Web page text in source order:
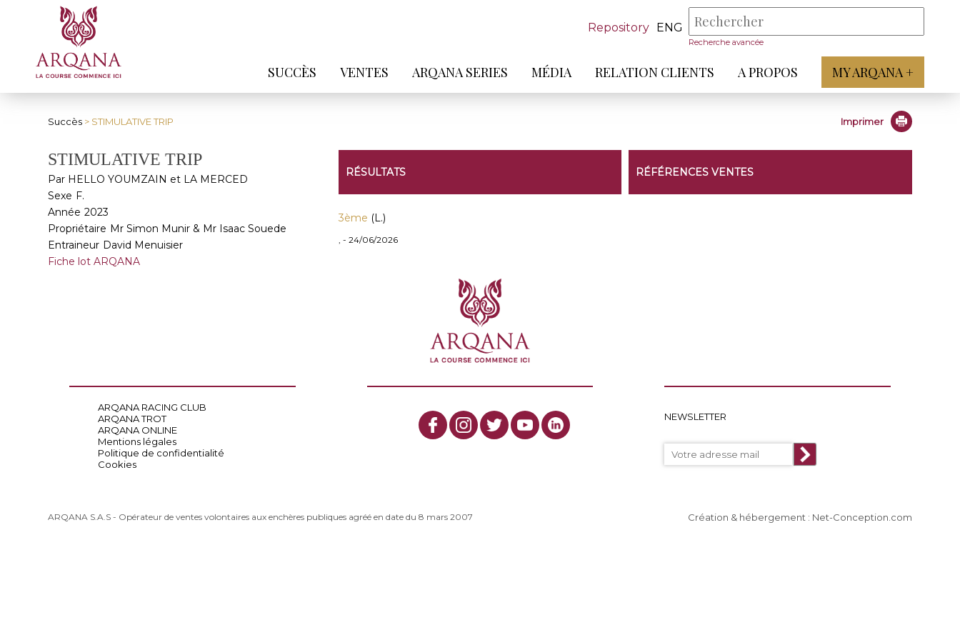
Repository ENG
Recherche avancée
SUCCÈS VENTES ARQANA SERIES MÉDIA RELATION CLIENTS A PROPOS MY ARQANA +
Succès > STIMULATIVE TRIP Imprimer
STIMULATIVE TRIP
Par HELLO YOUMZAIN et LA MERCED
Sexe F.
Année 2023
Propriétaire Mr Simon Munir & Mr Isaac Souede
Entraineur David Menuisier
Fiche lot ARQANA
RÉSULTATS
3ème (L.)
, - 24/06/2026
RÉFÉRENCES VENTES
ARQANA RACING CLUB
ARQANA TROT
ARQANA ONLINE
Mentions légales
Politique de confidentialité
Cookies
NEWSLETTER
ARQANA S.A.S - Opérateur de ventes volontaires aux enchères publiques agréé en date du 8 mars 2007 Création & hébergement : Net-Conception.com